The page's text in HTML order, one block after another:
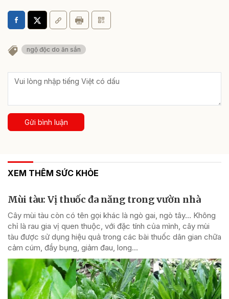
ngộ độc do ăn sắn
Gửi bình luận
XEM THÊM SỨC KHỎE
Mùi tàu: Vị thuốc đa năng trong vườn nhà
Cây mùi tàu còn có tên gọi khác là ngò gai, ngò tây… Không
chỉ là rau gia vị quen thuộc, với đặc tính của mình, cây mùi
tàu được sử dụng hiệu quả trong các bài thuốc dân gian chữa
cảm cúm, đầy bụng, giảm đau, long...